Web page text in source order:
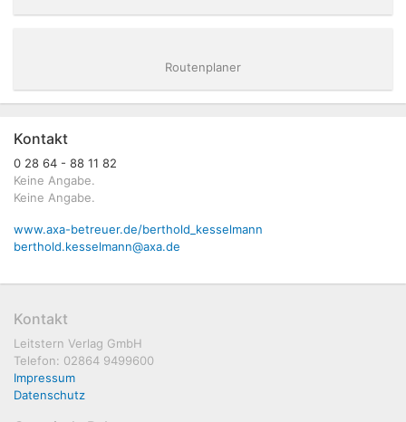
Routenplaner
Kontakt
0 28 64 - 88 11 82
Keine Angabe.
Keine Angabe.
www.axa-betreuer.de/berthold_kesselmann
berthold.kesselmann@axa.de
Kontakt
Leitstern Verlag GmbH
Telefon: 02864 9499600
Impressum
Datenschutz